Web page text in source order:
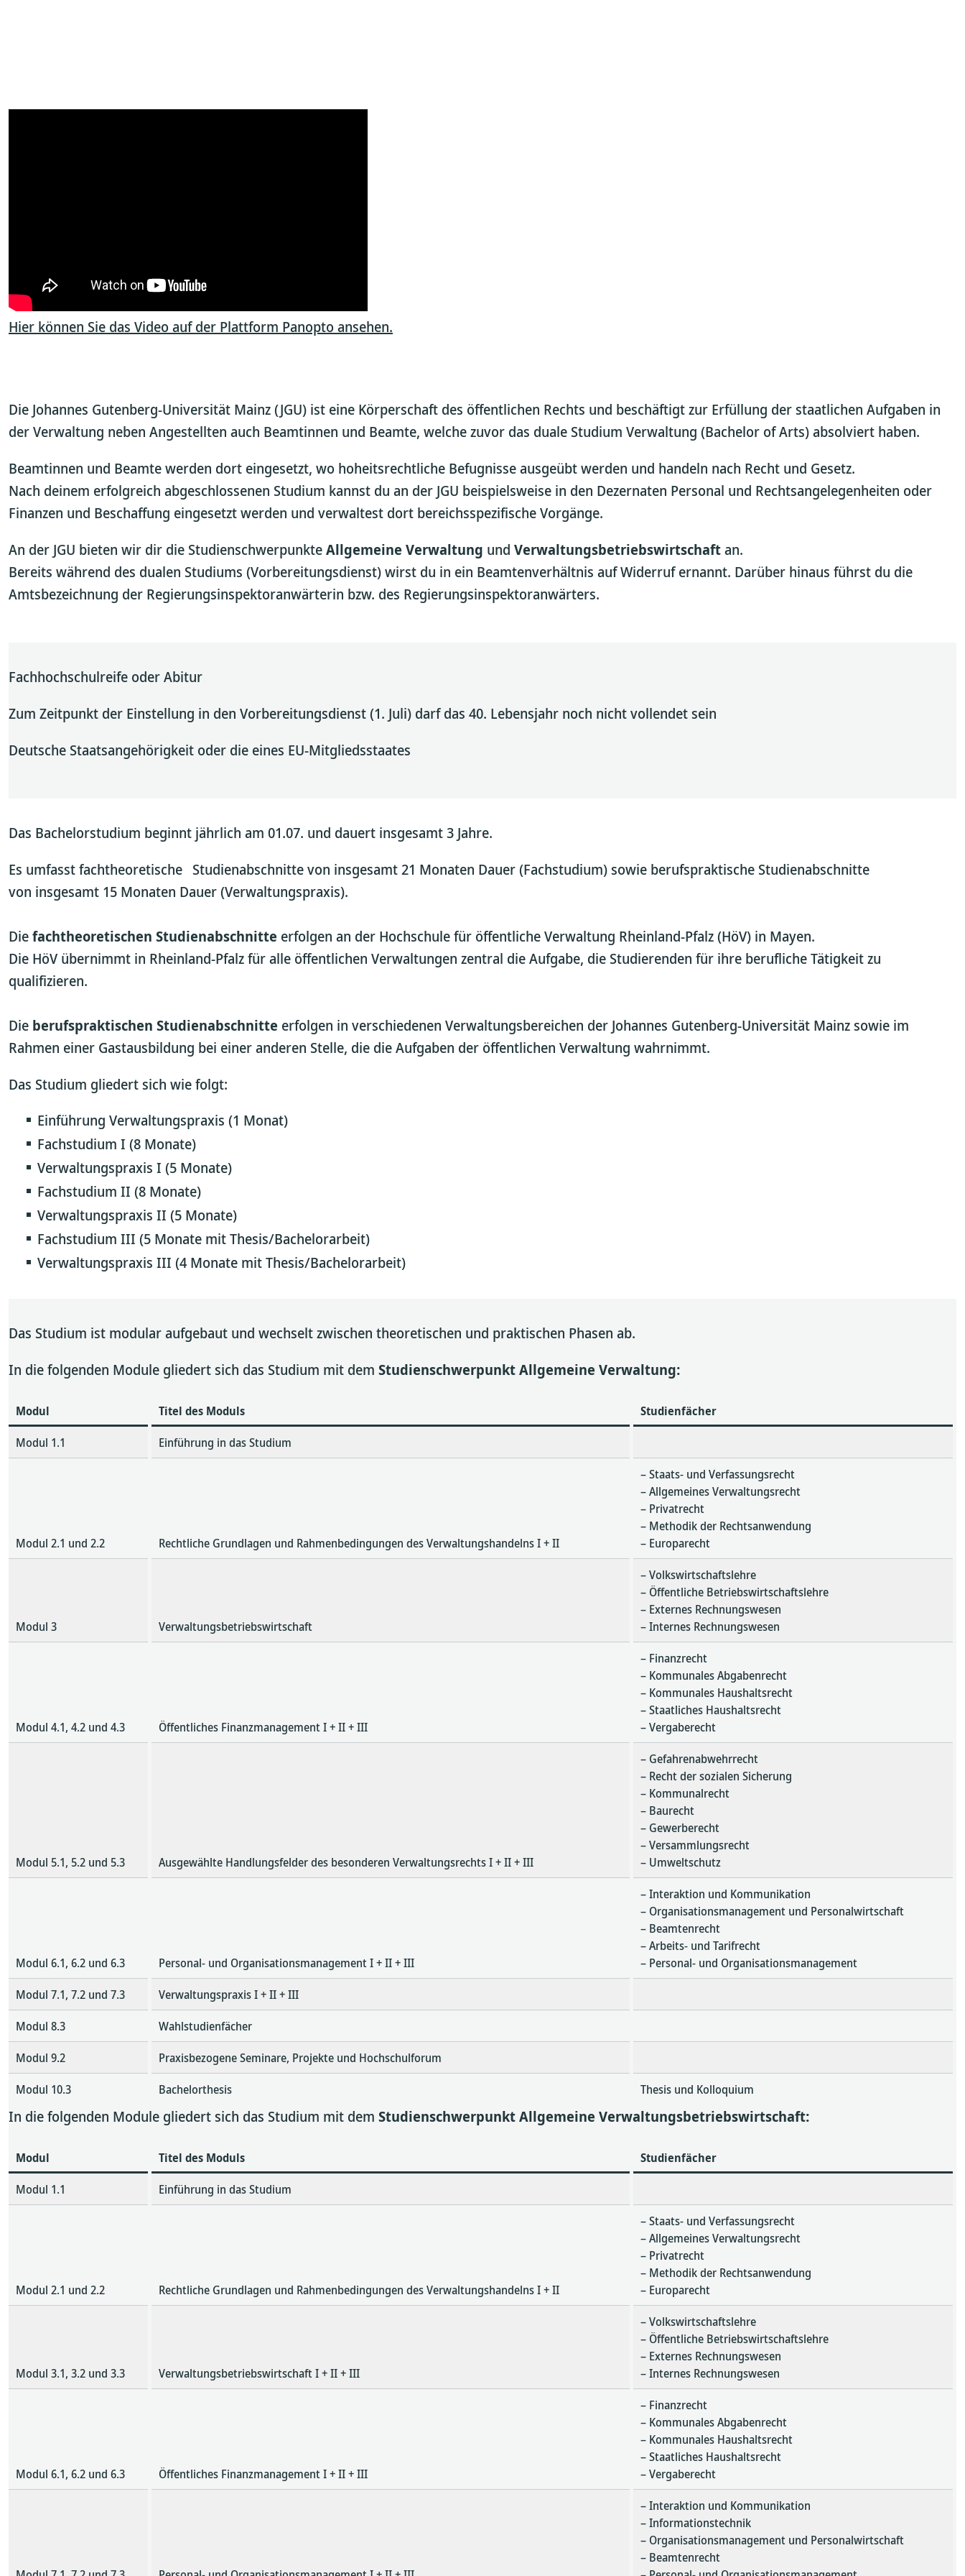
Hier können Sie das Video auf der Plattform Panopto ansehen.
Die Johannes Gutenberg-Universität Mainz (JGU) ist eine Körperschaft des öffentlichen Rechts und beschäftigt zur Erfüllung der staatlichen Aufgaben in
der Verwaltung neben Angestellten auch Beamtinnen und Beamte, welche zuvor das duale Studium Verwaltung (Bachelor of Arts) absolviert haben.
Beamtinnen und Beamte werden dort eingesetzt, wo hoheitsrechtliche Befugnisse ausgeübt werden und handeln nach Recht und Gesetz.
Nach deinem erfolgreich abgeschlossenen Studium kannst du an der JGU beispielsweise in den Dezernaten Personal und Rechtsangelegenheiten oder
Finanzen und Beschaffung eingesetzt werden und verwaltest dort bereichsspezifische Vorgänge.
An der JGU bieten wir dir die StudienschwerpunkteAllgemeine Verwaltung und Verwaltungsbetriebswirtschaftan.
Bereits während des dualen Studiums (Vorbereitungsdienst) wirst du in ein Beamtenverhältnis auf Widerruf ernannt. Darüber hinaus führst du die
Amtsbezeichnung der Regierungsinspektoranwärterin bzw. des Regierungsinspektoranwärters.
Fachhochschulreife oder Abitur
Zum Zeitpunkt der Einstellung in den Vorbereitungsdienst (1. Juli) darf das 40. Lebensjahr noch nicht vollendet sein
Deutsche Staatsangehörigkeit oder die eines EU-Mitgliedsstaates
Das Bachelorstudium beginnt jährlich am 01.07. und dauert insgesamt 3 Jahre.
Es umfasst fachtheoretische Studienabschnitte von insgesamt 21 Monaten Dauer (Fachstudium) sowie berufspraktische Studienabschnitte
von insgesamt 15 Monaten Dauer (Verwaltungspraxis).
Diefachtheoretischen Studienabschnitte erfolgen an der Hochschule für öffentliche Verwaltung Rheinland-Pfalz (HöV) in Mayen.
Die HöV übernimmt in Rheinland-Pfalz für alle öffentlichen Verwaltungen zentral die Aufgabe, die Studierenden für ihre berufliche Tätigkeit zu
qualifizieren.
Die berufspraktischen Studienabschnitte erfolgen in verschiedenen Verwaltungsbereichen der Johannes Gutenberg-Universität Mainz sowie im
Rahmen einer Gastausbildung bei einer anderen Stelle, die die Aufgaben der öffentlichen Verwaltung wahrnimmt.
Das Studium gliedert sich wie folgt:
Einführung Verwaltungspraxis (1 Monat)
Fachstudium I (8 Monate)
Verwaltungspraxis I (5 Monate)
Fachstudium II (8 Monate)
Verwaltungspraxis II (5 Monate)
Fachstudium III (5 Monate mit Thesis/Bachelorarbeit)
Verwaltungspraxis III (4 Monate mit Thesis/Bachelorarbeit)
Das Studium ist modular aufgebaut und wechselt zwischen theoretischen und praktischen Phasen ab.
In die folgenden Module gliedert sich das Studium mit dem Studienschwerpunkt Allgemeine Verwaltung:
Modul Titel des Moduls
Studienfächer
Modul 1.1
Einführung in das Studium
Modul 2.1 und 2.2 Rechtliche Grundlagen und Rahmenbedingungen des Verwaltungshandelns I + II
– Staats- und Verfassungsrecht
– Allgemeines Verwaltungsrecht
– Privatrecht
– Methodik der Rechtsanwendung
– Europarecht
Modul 3 Verwaltungsbetriebswirtschaft
– Volkswirtschaftslehre
– Öffentliche Betriebswirtschaftslehre
– Externes Rechnungswesen
– Internes Rechnungswesen
Modul 4.1, 4.2 und 4.3 Öffentliches Finanzmanagement I + II + III
– Finanzrecht
– Kommunales Abgabenrecht
– Kommunales Haushaltsrecht
– Staatliches Haushaltsrecht
– Vergaberecht
Modul 5.1, 5.2 und 5.3 Ausgewählte Handlungsfelder des besonderen Verwaltungsrechts I + II + III
– Gefahrenabwehrrecht
– Recht der sozialen Sicherung
– Kommunalrecht
– Baurecht
– Gewerberecht
– Versammlungsrecht
– Umweltschutz
Modul 6.1, 6.2 und 6.3 Personal- und Organisationsmanagement I + II + III
– Interaktion und Kommunikation
– Organisationsmanagement und Personalwirtschaft
– Beamtenrecht
– Arbeits- und Tarifrecht
– Personal- und Organisationsmanagement
Modul 7.1, 7.2 und 7.3
Verwaltungspraxis I + II + III
Modul 8.3
Wahlstudienfächer
Modul 9.2
Praxisbezogene Seminare, Projekte und Hochschulforum
Modul 10.3
Bachelorthesis Thesis und Kolloquium
In die folgenden Module gliedert sich das Studium mit dem Studienschwerpunkt Allgemeine Verwaltungsbetriebswirtschaft:
Modul Titel des Moduls
Studienfächer
Modul 1.1
Einführung in das Studium
Modul 2.1 und 2.2 Rechtliche Grundlagen und Rahmenbedingungen des Verwaltungshandelns I + II
– Staats- und Verfassungsrecht
– Allgemeines Verwaltungsrecht
– Privatrecht
– Methodik der Rechtsanwendung
– Europarecht
Modul 3.1, 3.2 und 3.3 Verwaltungsbetriebswirtschaft I + II + III
– Volkswirtschaftslehre
– Öffentliche Betriebswirtschaftslehre
– Externes Rechnungswesen
– Internes Rechnungswesen
Modul 6.1, 6.2 und 6.3 Öffentliches Finanzmanagement I + II + III
– Finanzrecht
– Kommunales Abgabenrecht
– Kommunales Haushaltsrecht
– Staatliches Haushaltsrecht
– Vergaberecht
– Interaktion und Kommunikation
– Informationstechnik
– Organisationsmanagement und Personalwirtschaft
– Beamtenrecht